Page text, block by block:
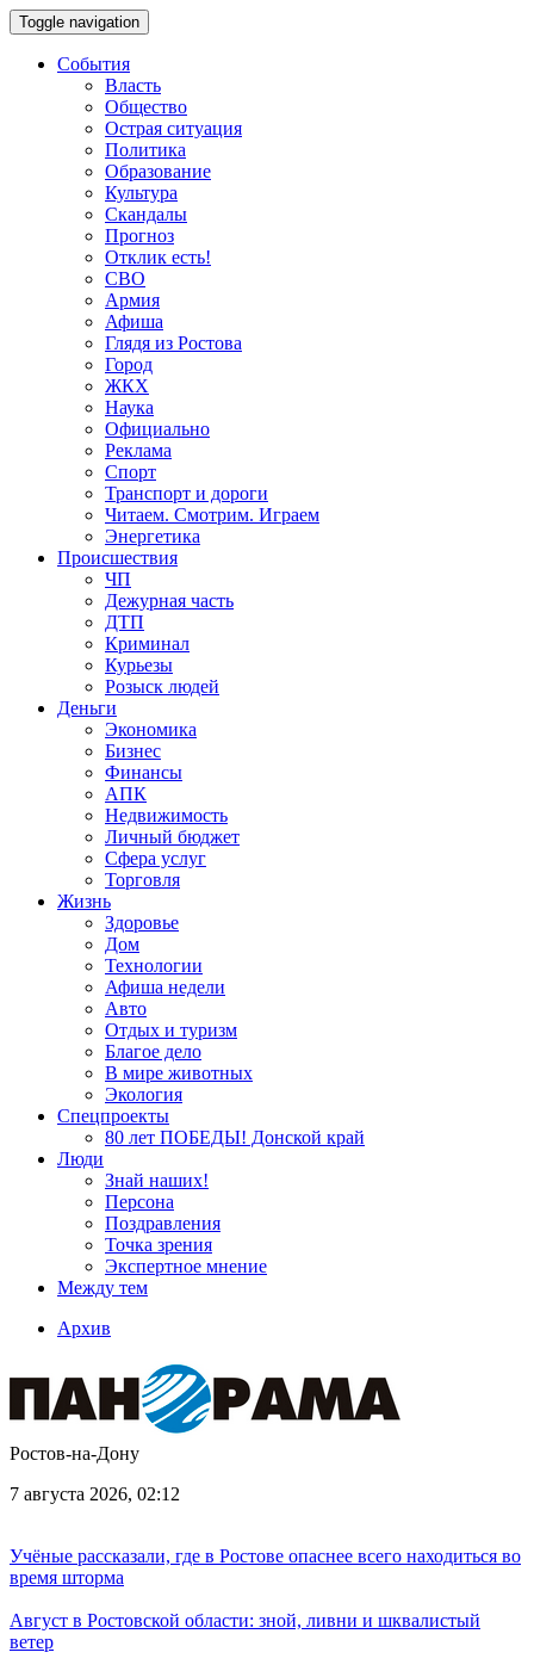
Toggle navigation
События
Власть
Общество
Острая ситуация
Политика
Образование
Культура
Скандалы
Прогноз
Отклик есть!
СВО
Армия
Афиша
Глядя из Ростова
Город
ЖКХ
Наука
Официально
Реклама
Спорт
Транспорт и дороги
Читаем. Смотрим. Играем
Энергетика
Происшествия
ЧП
Дежурная часть
ДТП
Криминал
Курьезы
Розыск людей
Деньги
Экономика
Бизнес
Финансы
АПК
Недвижимость
Личный бюджет
Сфера услуг
Торговля
Жизнь
Здоровье
Дом
Технологии
Афиша недели
Авто
Отдых и туризм
Благое дело
В мире животных
Экология
Спецпроекты
80 лет ПОБЕДЫ! Донской край
Люди
Знай наших!
Персона
Поздравления
Точка зрения
Экспертное мнение
Между тем
Архив
Ростов-на-Дону
7 августа 2026, 02:12
Учёные рассказали, где в Ростове опаснее всего находиться во
время шторма
Август в Ростовской области: зной, ливни и шквалистый
ветер